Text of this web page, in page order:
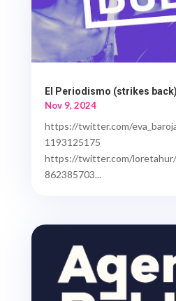
El Periodismo (strikes
Nov 9, 2024
https://twitter.com/
1193125175
https://twitter.com/
862385703...